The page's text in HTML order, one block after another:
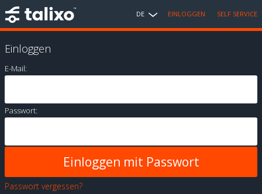
DE EINLOGGEN SELF SERVICE
Einloggen
E-Mail:
Passwort:
Passwort vergessen?